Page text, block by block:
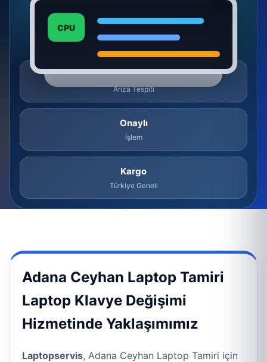
CPU
Ücretsiz
Arıza Tespiti
Onaylı
İşlem
Kargo
Türkiye Geneli
Adana Ceyhan Laptop Tamiri
Laptop Klavye Değişimi
Hizmetinde Yaklaşımımız
Laptopservis, Adana Ceyhan Laptop Tamiri için